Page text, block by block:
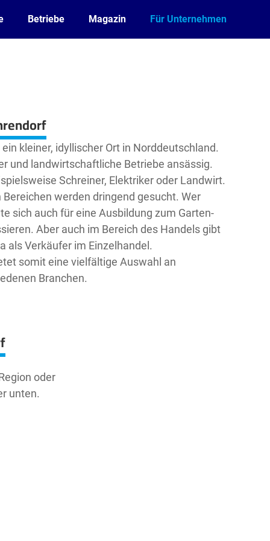
Betriebe Magazin Für Unternehmen
kleiner, idyllischer Ort in Norddeutschland.
und landwirtschaftliche Betriebe ansässig.
Schreiner, Elektriker oder Landwirt.
werden dringend gesucht. Wer
sich auch für eine Ausbildung zum Garten-
Aber auch im Bereich des Handels gibt
als Verkäufer im Einzelhandel.
somit eine vielfältige Auswahl an
Branchen.
oder
unten.